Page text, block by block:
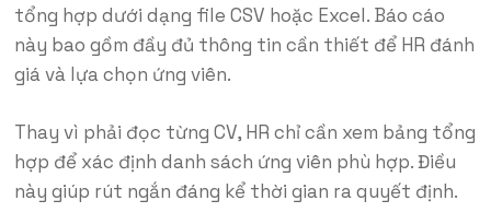
tổng hợp dưới dạng file CSV hoặc Excel. Báo cáo
này bao gồm đầy đủ thông tin cần thiết để HR đánh
giá và lựa chọn ứng viên.
Thay vì phải đọc từng CV, HR chỉ cần xem bảng tổng
hợp để xác định danh sách ứng viên phù hợp. Điều
này giúp rút ngắn đáng kể thời gian ra quyết định.